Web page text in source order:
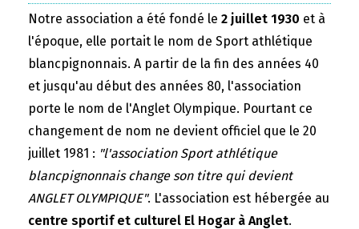
Notre association a été fondé le 2 juillet 1930 et à
l'époque, elle portait le nom de Sport athlétique
blancpignonnais. A partir de la fin des années 40
et jusqu'au début des années 80, l'association
porte le nom de l'Anglet Olympique. Pourtant ce
changement de nom ne devient officiel que le 20
juillet 1981 : "l'association Sport athlétique
blancpignonnais change son titre qui devient
ANGLET OLYMPIQUE". L'association est hébergée au
centre sportif et culturel El Hogar à Anglet.